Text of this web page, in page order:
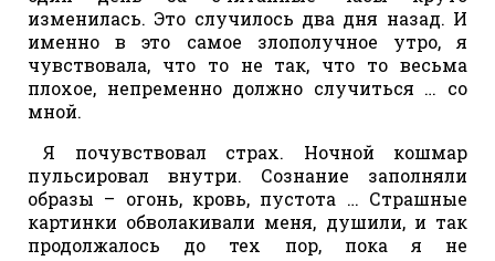
изменилась. Это случилось два дня назад. И
именно в это самое злополучное утро, я
чувствовала, что то не так, что то весьма
плохое, непременно должно случиться … со
мной.
Я почувствовал страх. Ночной кошмар
пульсировал внутри. Сознание заполняли
образы – огонь, кровь, пустота … Страшные
картинки обволакивали меня, душили, и так
продолжалось до тех пор, пока я не